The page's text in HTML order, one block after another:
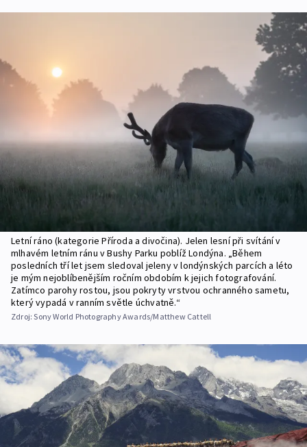
Letní ráno (kategorie Příroda a divočina). Jelen lesní při svítání v
mlhavém letním ránu v Bushy Parku poblíž Londýna. „Během
posledních tří let jsem sledoval jeleny v londýnských parcích a léto
je mým nejoblíbenějším ročním obdobím k jejich fotografování.
Zatímco parohy rostou, jsou pokryty vrstvou ochranného sametu,
který vypadá v ranním světle úchvatně.“
Zdroj:Sony World Photography Awards/Matthew Cattell